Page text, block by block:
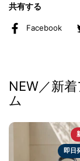
オレンジ
素材
牛革
納期・注意事項
・即日発送商品で
共有する
Facebook
NEW／新
ム
即日